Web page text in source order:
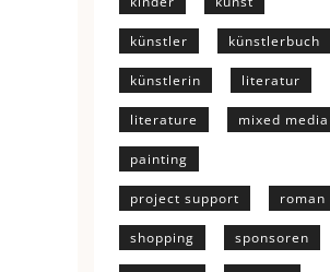
künstler künstlerbuch
künstlerin literatur
literature mixed media
painting
project support roman
shopping sponsoren